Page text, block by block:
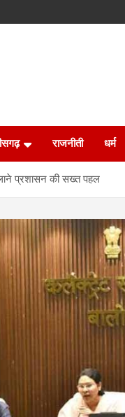
राजनीती धर्म
प्रशासन की सख्त पहल